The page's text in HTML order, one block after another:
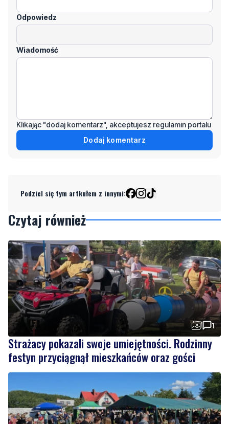
Odpowiedz
Wiadomość
Klikając "dodaj komentarz", akceptujesz regulamin portalu
Dodaj komentarz
Podziel się tym artkułem z innymi:
Czytaj również
1
Strażacy pokazali swoje umiejętności. Rodzinny
festyn przyciągnął mieszkańców oraz gości